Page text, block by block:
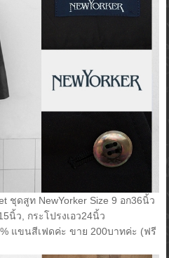
ชุดสูท NewYorker Size 9 อก36นิ้ว
นิ้ว, กระโปรงเอว24นิ้ว
แขนสีเฟดค่ะ ขาย 200บาทค่ะ (ฟรี